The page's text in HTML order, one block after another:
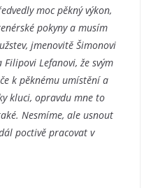
moc pěkný výkon,
pokyny a musím
jmenovitě Šimonovi
Filipovi Lefanovi, že svým
k pěknému umístění a
kluci, opravdu mne to
Nesmíme, ale usnout
poctivě pracovat v